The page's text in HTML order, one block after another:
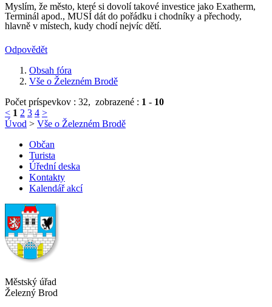
Myslím, že město, které si dovolí takové investice jako Exatherm,
Terminál apod., MUSÍ dát do pořádku i chodníky a přechody,
hlavně v místech, kudy chodí nejvíc dětí.
Odpovědět
Obsah fóra
Vše o Železném Brodě
Počet príspevkov : 32, zobrazené : 1 - 10
< 1 2 3 4 >
Úvod > Vše o Železném Brodě
Občan
Turista
Úřední deska
Kontakty
Kalendář akcí
Městský úřad
Železný Brod